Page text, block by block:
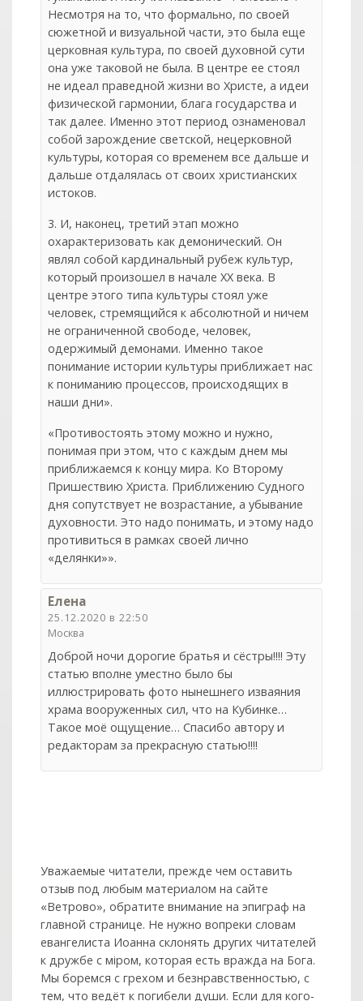
Несмотря на то, что формально, по своей
сюжетной и визуальной части, это была еще
церковная культура, по своей духовной сути
она уже таковой не была. В центре ее стоял
не идеал праведной жизни во Христе, а идеи
физической гармонии, блага государства и
так далее. Именно этот период ознаменовал
собой зарождение светской, нецерковной
культуры, которая со временем все дальше и
дальше отдалялась от своих христианских
истоков.
3. И, наконец, третий этап можно
охарактеризовать как демонический. Он
являл собой кардинальный рубеж культур,
который произошел в начале ХХ века. В
центре этого типа культуры стоял уже
человек, стремящийся к абсолютной и ничем
не ограниченной свободе, человек,
одержимый демонами. Именно такое
понимание истории культуры приближает нас
к пониманию процессов, происходящих в
наши дни».
«Противостоять этому можно и нужно,
понимая при этом, что с каждым днем мы
приближаемся к концу мира. Ко Второму
Пришествию Христа. Приближению Судного
дня сопутствует не возрастание, а убывание
духовности. Это надо понимать, и этому надо
противиться в рамках своей лично
«делянки»».
Елена
25.12.2020 в 22:50
Москва
Доброй ночи дорогие братья и сёстры!!!! Эту
статью вполне уместно было бы
иллюстрировать фото нынешнего изваяния
храма вооруженных сил, что на Кубинке…
Такое моё ощущение… Спасибо автору и
редакторам за прекрасную статью!!!!
Уважаемые читатели, прежде чем оставить
отзыв под любым материалом на сайте
«Ветрово», обратите внимание на эпиграф на
главной странице. Не нужно вопреки словам
евангелиста Иоанна склонять других читателей
к дружбе с мiром, которая есть вражда на Бога.
Мы боремся с грехом и без­нрав­ствен­ностью, с
тем, что ведёт к погибели души. Если для кого-